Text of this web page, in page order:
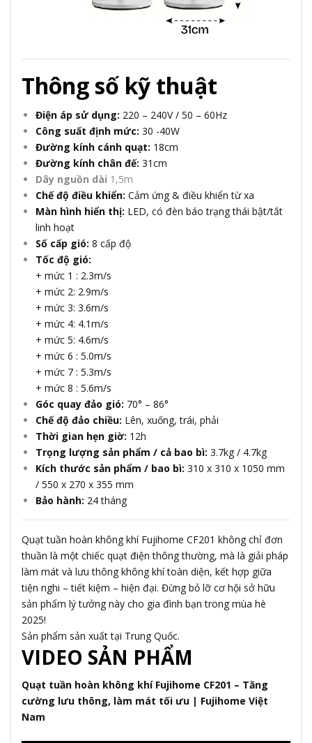
Thông số kỹ thuật
Điện áp sử dụng: 220 – 240V / 50 – 60Hz
Công suất định mức: 30 -40W
Đường kính cánh quạt: 18cm
Đường kính chân đế: 31cm
Dây nguồn dài 1,5m
Chế độ điều khiển: Cảm ứng & điều khiển từ xa
Màn hình hiển thị: LED, có đèn báo trạng thái bật/tắt
linh hoạt
Số cấp gió: 8 cấp độ
Tốc độ gió:
+ mức 1 : 2.3m/s
+ mức 2: 2.9m/s
+ mức 3: 3.6m/s
+ mức 4: 4.1m/s
+ mức 5: 4.6m/s
+ mức 6 : 5.0m/s
+ mức 7 : 5.3m/s
+ mức 8 : 5.6m/s
Góc quay đảo gió: 70° – 86°
Chế độ đảo chiều: Lên, xuống, trái, phải
Thời gian hẹn giờ: 12h
Trọng lượng sản phẩm / cả bao bì: 3.7kg / 4.7kg
Kích thước sản phẩm / bao bì: 310 x 310 x 1050 mm
/ 550 x 270 x 355 mm
Bảo hành: 24 tháng
Quạt tuần hoàn không khí Fujihome CF201 không chỉ đơn
thuần là một chiếc quạt điện thông thường, mà là giải pháp
làm mát và lưu thông không khí toàn diện, kết hợp giữa
tiện nghi – tiết kiệm – hiện đại. Đừng bỏ lỡ cơ hội sở hữu
sản phẩm lý tưởng này cho gia đình bạn trong mùa hè
2025!
Sản phẩm sản xuất tại Trung Quốc.
VIDEO SẢN PHẨM
Quạt tuần hoàn không khí Fujihome CF201 – Tăng
cường lưu thông, làm mát tối ưu | Fujihome Việt
Nam